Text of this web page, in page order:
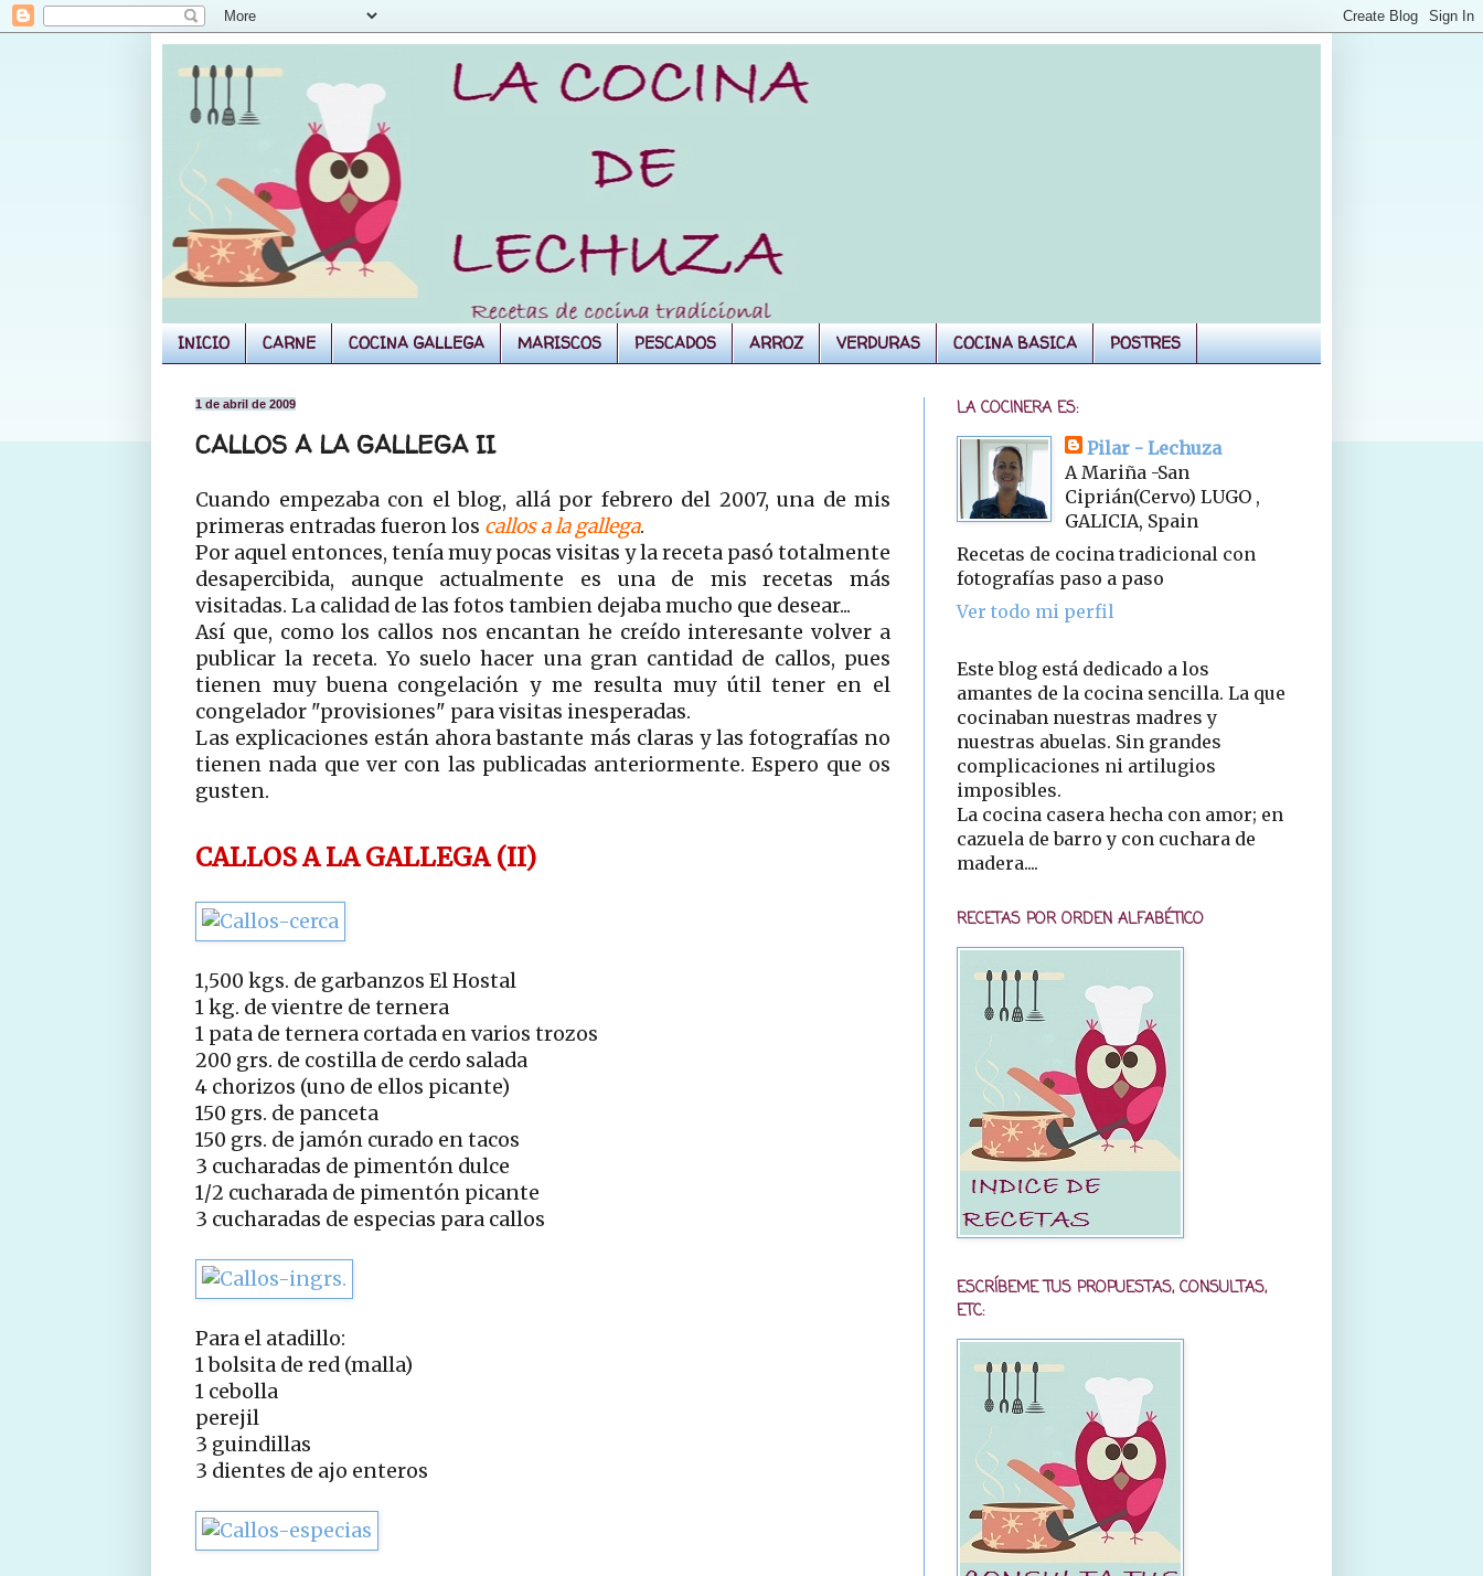
INICIO CARNE COCINA GALLEGA MARISCOS PESCADOS ARROZ VERDURAS COCINA BASICA POSTRES
1 de abril de 2009
CALLOS A LA GALLEGA II
Cuando empezaba con el blog, allá por febrero del 2007, una de mis
primeras entradas fueron los callos a la gallega.
Por aquel entonces, tenía muy pocas visitas y la receta pasó totalmente
desapercibida, aunque actualmente es una de mis recetas más
visitadas. La calidad de las fotos tambien dejaba mucho que desear...
Así que, como los callos nos encantan he creído interesante volver a
publicar la receta. Yo suelo hacer una gran cantidad de callos, pues
tienen muy buena congelación y me resulta muy útil tener en el
congelador "provisiones" para visitas inesperadas.
Las explicaciones están ahora bastante más claras y las fotografías no
tienen nada que ver con las publicadas anteriormente. Espero que os
gusten.
CALLOS A LA GALLEGA (II)
1,500 kgs. de garbanzos El Hostal
1 kg. de vientre de ternera
1 pata de ternera cortada en varios trozos
200 grs. de costilla de cerdo salada
4 chorizos (uno de ellos picante)
150 grs. de panceta
150 grs. de jamón curado en tacos
3 cucharadas de pimentón dulce
1/2 cucharada de pimentón picante
3 cucharadas de especias para callos
Para el atadillo:
1 bolsita de red (malla)
1 cebolla
perejil
3 guindillas
3 dientes de ajo enteros
LA COCINERA ES:
Pilar - Lechuza
A Mariña -San
Ciprián(Cervo) LUGO ,
GALICIA, Spain
Recetas de cocina tradicional con
fotografías paso a paso
Ver todo mi perfil
Este blog está dedicado a los
amantes de la cocina sencilla. La que
cocinaban nuestras madres y
nuestras abuelas. Sin grandes
complicaciones ni artilugios
imposibles.
La cocina casera hecha con amor; en
cazuela de barro y con cuchara de
madera....
RECETAS POR ORDEN ALFABÉTICO
ESCRÍBEME TUS PROPUESTAS, CONSULTAS,
ETC: